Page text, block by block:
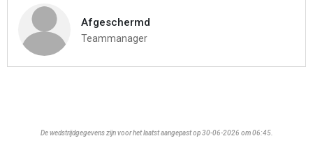
Afgeschermd
Teammanager
De wedstrijdgegevens zijn voor het laatst aangepast op 30-06-2026 om 06:45.